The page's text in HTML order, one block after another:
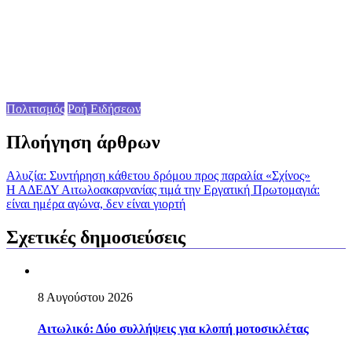
Πολιτισμός Ροή Ειδήσεων
Πλοήγηση άρθρων
Aλυζία: Συντήρηση κάθετου δρόμου προς παραλία «Σχίνος»
Η ΑΔΕΔΥ Αιτωλοακαρνανίας τιμά την Εργατική Πρωτομαγιά:
είναι ημέρα αγώνα, δεν είναι γιορτή
Σχετικές δημοσιεύσεις
8 Αυγούστου 2026
Aιτωλικό: Δύο συλλήψεις για κλοπή μοτοσικλέτας